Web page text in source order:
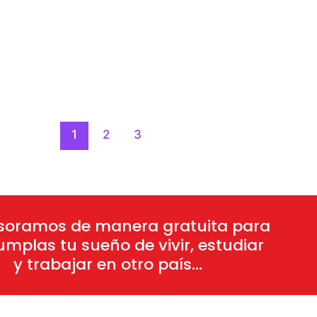
1 2 3
de manera gratuita para
tu sueño de vivir, estudiar
y trabajar en otro país...